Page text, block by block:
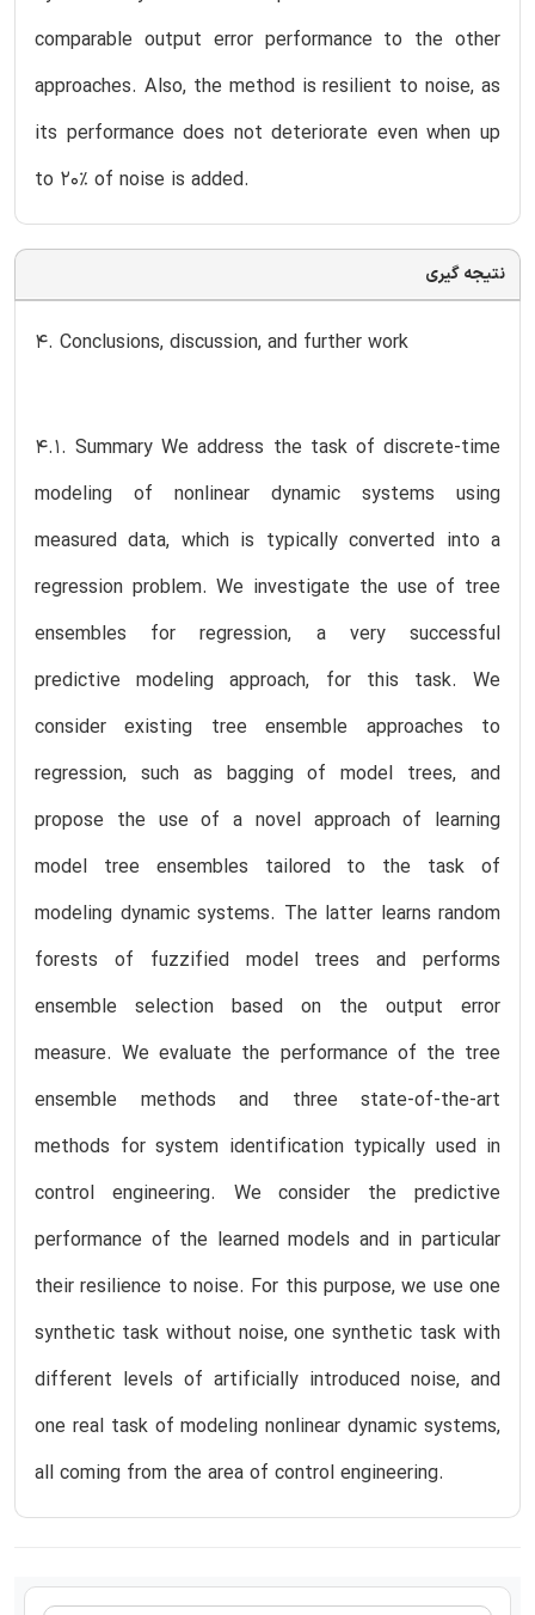
comparable output error performance to the other
approaches. Also, the method is resilient to noise, as
its performance does not deteriorate even when up
to 20% of noise is added.
نتیجه گیری
4. Conclusions, discussion, and further work
4.1. Summary We address the task of discrete-time
modeling of nonlinear dynamic systems using
measured data, which is typically converted into a
regression problem. We investigate the use of tree
ensembles for regression, a very successful
predictive modeling approach, for this task. We
consider existing tree ensemble approaches to
regression, such as bagging of model trees, and
propose the use of a novel approach of learning
model tree ensembles tailored to the task of
modeling dynamic systems. The latter learns random
forests of fuzzified model trees and performs
ensemble selection based on the output error
measure. We evaluate the performance of the tree
ensemble methods and three state-of-the-art
methods for system identification typically used in
control engineering. We consider the predictive
performance of the learned models and in particular
their resilience to noise. For this purpose, we use one
synthetic task without noise, one synthetic task with
different levels of artificially introduced noise, and
one real task of modeling nonlinear dynamic systems,
all coming from the area of control engineering.